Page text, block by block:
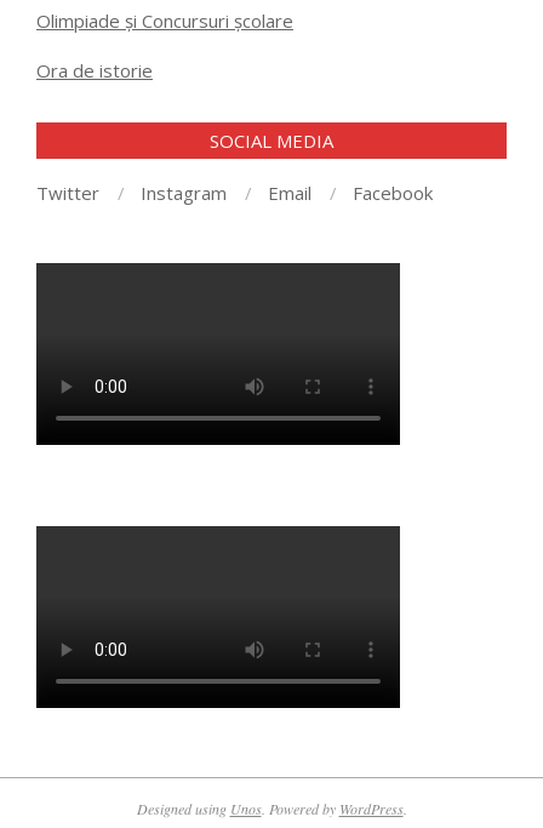
Olimpiade și Concursuri școlare
Ora de istorie
SOCIAL MEDIA
Twitter Instagram Email Facebook
Designed using Unos. Powered by WordPress.